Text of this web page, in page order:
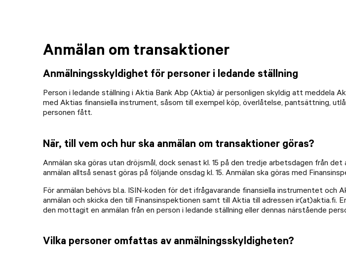
Anmälan om transaktioner
Anmälningsskyldighet för personer i ledande ställning
Person i ledande ställning i Aktia Bank Abp (Aktia) är personligen skyldig att meddela
med Aktias finansiella instrument, såsom till exempel köp, överlåtelse, pantsättning,
personen fått.
När, till vem och hur ska anmälan om transaktioner göras?
Anmälan ska göras utan dröjsmål, dock senast kl. 15 på den tredje arbetsdagen från
anmälan alltså senast göras på följande onsdag kl. 15. Anmälan ska göras med
För anmälan behövs bl.a. ISIN-koden för det ifrågavarande finansiella instrumentet och
anmälan och skicka den till Finansinspektionen samt till Aktia till adressen
den mottagit en anmälan från en person i ledande ställning eller dennas närstående
Vilka personer omfattas av anmälningsskyldigheten?